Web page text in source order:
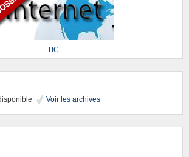
TIC
Voir les archives